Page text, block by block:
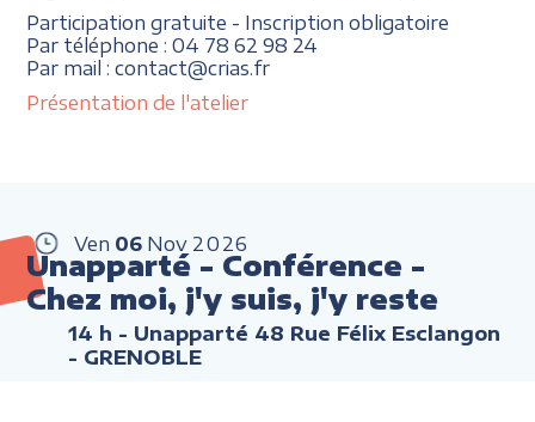
Participation gratuite - Inscription obligatoire
Par téléphone : 04 78 62 98 24
Par mail : contact@crias.fr
Présentation de l'atelier
Ven 06 Nov 2026
Unapparté - Conférence -
Chez moi, j'y suis, j'y reste
14 h - Unapparté 48 Rue Félix Esclangon
- GRENOBLE